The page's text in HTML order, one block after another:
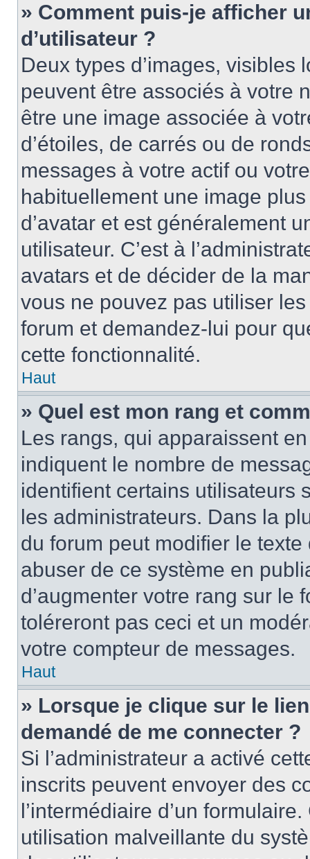
» Comment puis-je afficher
d’utilisateur ?
Deux types d’images,
peuvent être associés à votre
être une image associée à
d’étoiles, de carrés ou de
messages à votre actif ou
habituellement une image
d’avatar et est généralement
utilisateur. C’est à
avatars et de décider de la
vous ne pouvez pas utiliser
forum et demandez-lui pour
cette fonctionnalité.
Haut
» Quel est mon rang et
Les rangs, qui apparaissent
indiquent le nombre de
identifient certains utilisateurs
les administrateurs. Dans la
du forum peut modifier le
abuser de ce système en
d’augmenter votre rang sur le
toléreront pas ceci et un
votre compteur de messages.
Haut
» Lorsque je clique sur le
demandé de me connecter ?
Si l’administrateur a activé
inscrits peuvent envoyer des
l’intermédiaire d’un
utilisation malveillante du